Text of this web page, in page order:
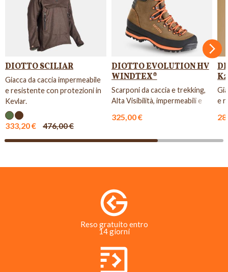
DIOTTO SCILIAR
Giacca da caccia impermeabile
e resistente con protezioni in
Kevlar.
333,20 € 476,00 €
DIOTTO EVOLUTION HV
WINDTEX®
Scarponi da caccia e trekking,
Alta Visibilità, impermeabili e
325,00 €
e
Reso gratuito entro
14 giorni